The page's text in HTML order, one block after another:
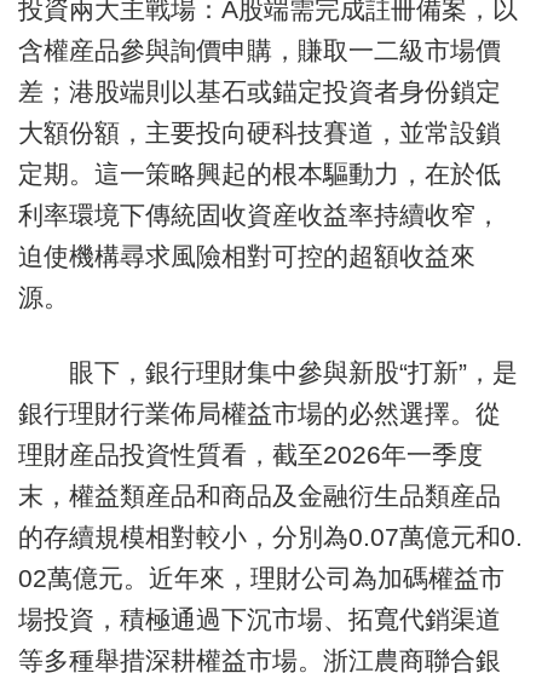
投資兩大主戰場：A股端需完成註冊備案，以
含權産品參與詢價申購，賺取一二級市場價
差；港股端則以基石或錨定投資者身份鎖定
大額份額，主要投向硬科技賽道，並常設鎖
定期。這一策略興起的根本驅動力，在於低
利率環境下傳統固收資産收益率持續收窄，
迫使機構尋求風險相對可控的超額收益來
源。
眼下，銀行理財集中參與新股“打新”，是
銀行理財行業佈局權益市場的必然選擇。從
理財産品投資性質看，截至2026年一季度
末，權益類産品和商品及金融衍生品類産品
的存續規模相對較小，分別為0.07萬億元和0.
02萬億元。近年來，理財公司為加碼權益市
場投資，積極通過下沉市場、拓寬代銷渠道
等多種舉措深耕權益市場。浙江農商聯合銀